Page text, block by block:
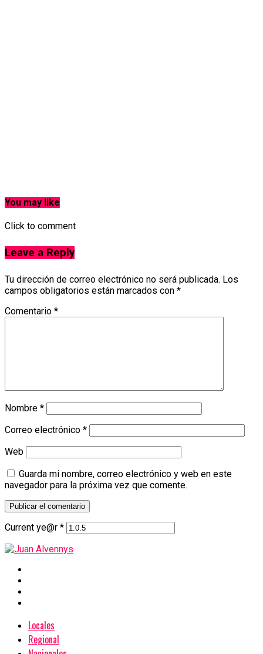
You may like
Click to comment
Leave a Reply
Tu dirección de correo electrónico no será publicada. Los
campos obligatorios están marcados con *
Comentario *
Nombre *
Correo electrónico *
Web
Guarda mi nombre, correo electrónico y web en este
navegador para la próxima vez que comente.
Current ye@r *
Locales
Regional